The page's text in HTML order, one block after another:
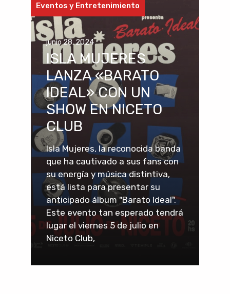
Eventos y Entretenimiento
junio 28, 2024
ISLA MUJERES
LANZA «BARATO
IDEAL» CON UN
SHOW EN NICETO
CLUB
Isla Mujeres, la reconocida banda
que ha cautivado a sus fans con
su energía y música distintiva,
está lista para presentar su
anticipado álbum "Barato Ideal".
Este evento tan esperado tendrá
lugar el viernes 5 de julio en
Niceto Club,